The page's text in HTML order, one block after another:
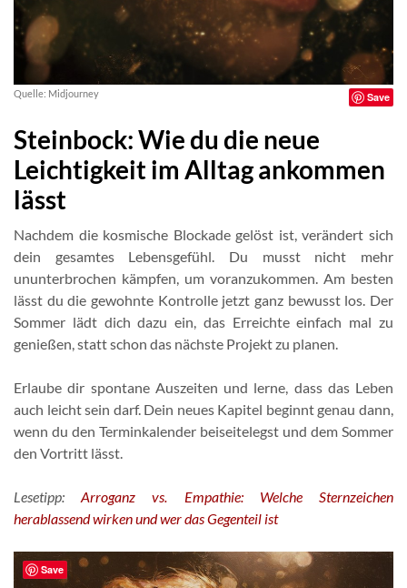
Quelle: Midjourney Save
Steinbock: Wie du die neue
Leichtigkeit im Alltag ankommen
lässt
Nachdem die kosmische Blockade gelöst ist, verändert sich
dein gesamtes Lebensgefühl. Du musst nicht mehr
ununterbrochen kämpfen, um voranzukommen. Am besten
lässt du die gewohnte Kontrolle jetzt ganz bewusst los. Der
Sommer lädt dich dazu ein, das Erreichte einfach mal zu
genießen, statt schon das nächste Projekt zu planen.
Erlaube dir spontane Auszeiten und lerne, dass das Leben
auch leicht sein darf. Dein neues Kapitel beginnt genau dann,
wenn du den Terminkalender beiseitelegst und dem Sommer
den Vortritt lässt.
Lesetipp:
Arroganz vs. Empathie: Welche Sternzeichen
herablassend wirken und wer das Gegenteil ist
Save